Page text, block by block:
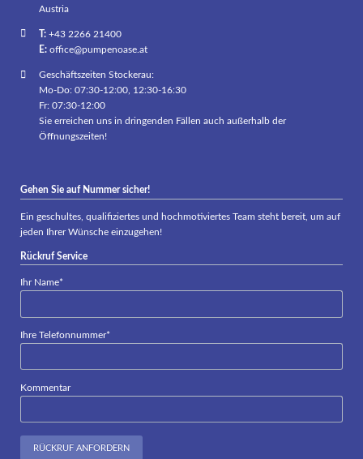
Austria
T:+43 2266 21400
E: office@pumpenoase.at
Geschäftszeiten Stockerau:
Mo-Do: 07:30-12:00, 12:30-16:30
Fr: 07:30-12:00
Sie erreichen uns in dringenden Fällen auch außerhalb der
Öffnungszeiten!
Gehen Sie auf Nummer sicher!
Ein geschultes, qualifiziertes und hochmotiviertes Team steht bereit, um auf
jeden Ihrer Wünsche einzugehen!
Rückruf Service
Pflichtfeld
Ihr Name*
Pflichtfeld
Ihre Telefonnummer*
Kommentar
RÜCKRUF ANFORDERN